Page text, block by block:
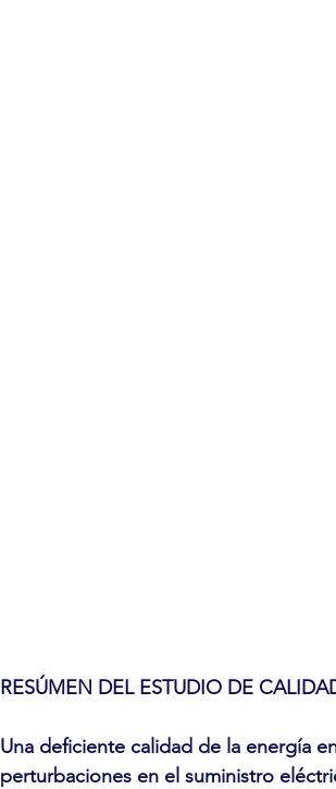
RESÚMEN DEL ESTUDIO DE
Una deficiente calidad de la energía
perturbaciones en el suministro